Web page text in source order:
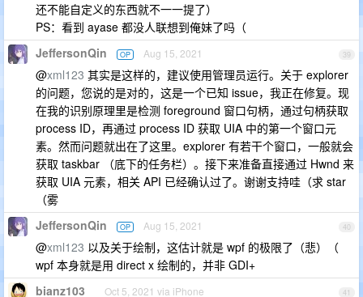
还不能自定义的东西就不一一提了）
PS：看到 ayase 都没人联想到俺妹了吗（
39
JeffersonQin OP Aug 15, 2021
@xml123 其实是这样的，建议使用管理员运行。关于 explorer
的问题，您说的是对的，这是一个已知 issue，我正在修复。现
在我的识别原理里是检测 foreground 窗口句柄，通过句柄获取
process ID，再通过 process ID 获取 UIA 中的第一个窗口元
素。然而问题就出在了这里。explorer 有若干个窗口，一般就会
获取 taskbar （底下的任务栏）。接下来准备直接通过 Hwnd 来
获取 UIA 元素，相关 API 已经确认过了。谢谢支持哇（求 star
（雾
40
JeffersonQin OP Aug 15, 2021
@xml123 以及关于绘制，这估计就是 wpf 的极限了（悲）（
wpf 本身就是用 direct x 绘制的，并非 GDI+
41
bianz103 Oct 5, 2021 via iPhone